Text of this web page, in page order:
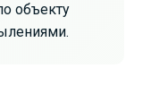
объекту